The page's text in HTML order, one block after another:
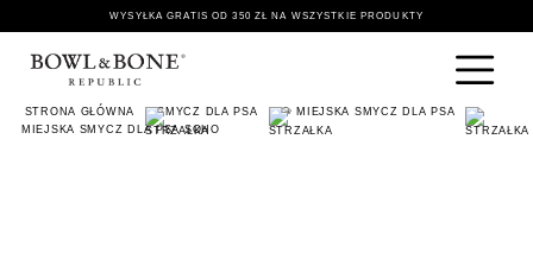
WYSYŁKA GRATIS OD 350 ZŁ NA WSZYSTKIE PRODUKTY
STRONA GŁÓWNA SMYCZ DLA PSA
🐶 MIEJSKA SMYCZ DLA PSA
MIEJSKA SMYCZ DLA PSA SOHO